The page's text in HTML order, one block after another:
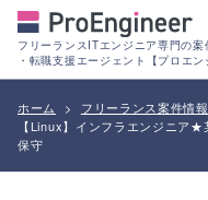
フリーランスITエンジニア専門の案
・転職支援エージェント【プロエン
ホーム > フリーランス案件情報
【Linux】インフラエンジニア
保守